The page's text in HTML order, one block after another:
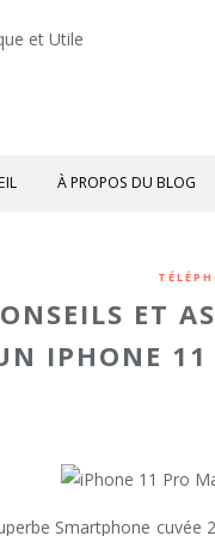
À PROPOS DU BLOG
ET
IPHONE 11
Smartphone cuvée